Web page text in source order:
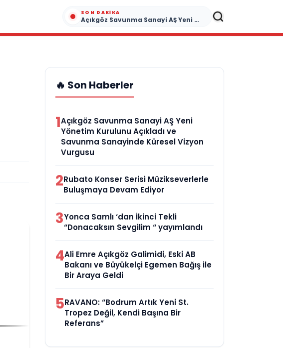
SON DAKIKA
Açıkgöz Savunma Sanayi AŞ Yeni Yönetim Kurulunu Açıkladı ve Savunma Sanayinde Küresel Vizyon Vurgusu
🔥 Son Haberler
1Açıkgöz Savunma Sanayi AŞ Yeni
Yönetim Kurulunu Açıkladı ve
Savunma Sanayinde Küresel Vizyon
Vurgusu
2Rubato Konser Serisi Müzikseverlerle
Buluşmaya Devam Ediyor
3Yonca Samlı ‘dan İkinci Tekli
“Donacaksın Sevgilim “ yayımlandı
4Ali Emre Açıkgöz Galimidi, Eski AB
Bakanı ve Büyükelçi Egemen Bağış ile
Bir Araya Geldi
5RAVANO: “Bodrum Artık Yeni St.
Tropez Değil, Kendi Başına Bir
Referans”